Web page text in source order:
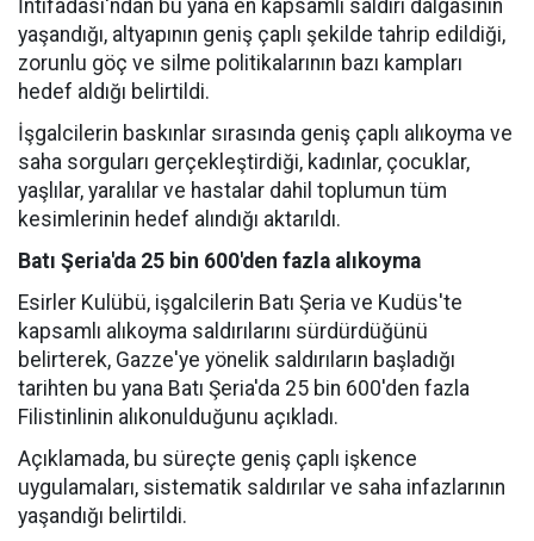
İntifadası'ndan bu yana en kapsamlı saldırı dalgasının
yaşandığı, altyapının geniş çaplı şekilde tahrip edildiği,
zorunlu göç ve silme politikalarının bazı kampları
hedef aldığı belirtildi.
İşgalcilerin baskınlar sırasında geniş çaplı alıkoyma ve
saha sorguları gerçekleştirdiği, kadınlar, çocuklar,
yaşlılar, yaralılar ve hastalar dahil toplumun tüm
kesimlerinin hedef alındığı aktarıldı.
Batı Şeria'da 25 bin 600'den fazla alıkoyma
Esirler Kulübü, işgalcilerin Batı Şeria ve Kudüs'te
kapsamlı alıkoyma saldırılarını sürdürdüğünü
belirterek, Gazze'ye yönelik saldırıların başladığı
tarihten bu yana Batı Şeria'da 25 bin 600'den fazla
Filistinlinin alıkonulduğunu açıkladı.
Açıklamada, bu süreçte geniş çaplı işkence
uygulamaları, sistematik saldırılar ve saha infazlarının
yaşandığı belirtildi.